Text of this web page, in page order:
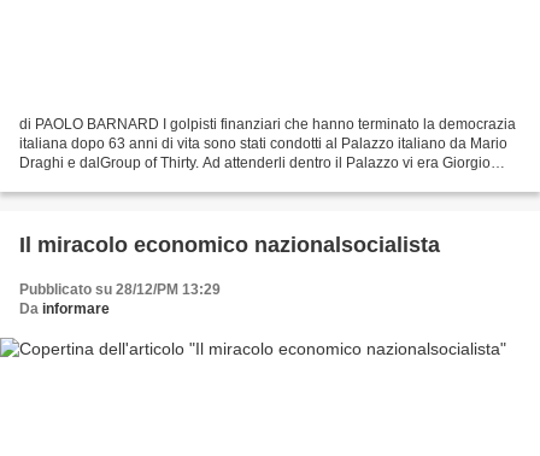
di PAOLO BARNARD I golpisti finanziari che hanno terminato la democrazia
italiana dopo 63 anni di vita sono stati condotti al Palazzo italiano da Mario
Draghi e dalGroup of Thirty. Ad attenderli dentro il Palazzo vi era Giorgio
Il miracolo economico nazionalsocialista
Pubblicato su 28/12/PM 13:29
Da informare